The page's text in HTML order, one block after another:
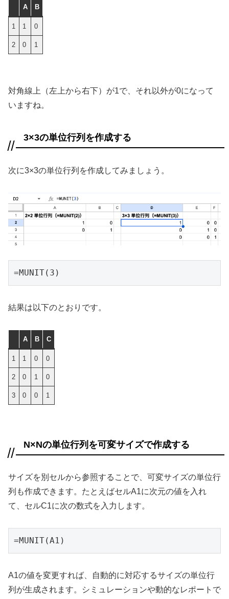
A B
1 1 0
2 0 1
対角線上（左上から右下）が1で、それ以外が0になって
いますね。
3×3の単位行列を作成する
次に3×3の単位行列を作成してみましょう。
=MUNIT(3)
結果は以下のとおりです。
A B C
1 1 0 0
2 0 1 0
3 0 0 1
N×Nの単位行列を可変サイズで作成する
サイズを別セルから参照することで、可変サイズの単位行
列も作成できます。たとえばセルA1に次元の値を入れ
て、セルC1に次の数式を入力します。
=MUNIT(A1)
A1の値を変更すれば、自動的に対応するサイズの単位行
列が生成されます。シミュレーションや動的なレポートで